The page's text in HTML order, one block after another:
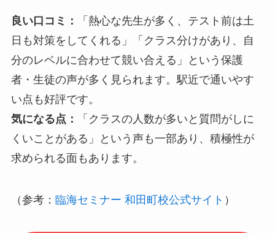
良い口コミ：
「熱心な先生が多く、テスト前は土
日も対策をしてくれる」「クラス分けがあり、自
分のレベルに合わせて競い合える」という保護
者・生徒の声が多く見られます。駅近で通いやす
い点も好評です。
気になる点：
「クラスの人数が多いと質問がしに
くいことがある」という声も一部あり、積極性が
求められる面もあります。
（参考： 臨海セミナー 和田町校公式サイト ）